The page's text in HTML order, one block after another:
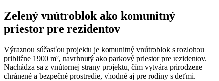
Zelený vnútroblok ako komunitný
priestor pre rezidentov
Výraznou súčasťou projektu je komunitný vnútroblok s rozlohou
približne 1900 m², navrhnutý ako parkový priestor pre rezidentov.
Nachádza sa z vnútornej strany projektu, čím vytvára prirodzene
chránené a bezpečné prostredie, vhodné aj pre rodiny s deťmi.